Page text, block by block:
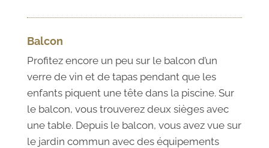
Balcon
Profitez encore un peu sur le balcon d’un
verre de vin et de tapas pendant que les
enfants piquent une tête dans la piscine. Sur
le balcon, vous trouverez deux sièges avec
une table. Depuis le balcon, vous avez vue sur
le jardin commun avec des équipements